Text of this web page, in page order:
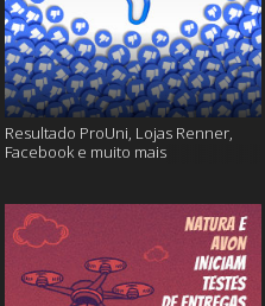
Resultado ProUni, Lojas Renner,
Facebook e muito mais